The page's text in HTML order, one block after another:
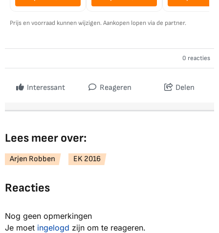
Prijs en voorraad kunnen wijzigen. Aankopen lopen via de partner.
0 reacties
Interessant Reageren Delen
Lees meer over:
Arjen Robben EK 2016
Reacties
Nog geen opmerkingen
Je moet ingelogd zijn om te reageren.